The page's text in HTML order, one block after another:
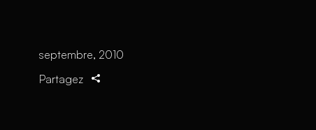
septembre, 2010
Partagez